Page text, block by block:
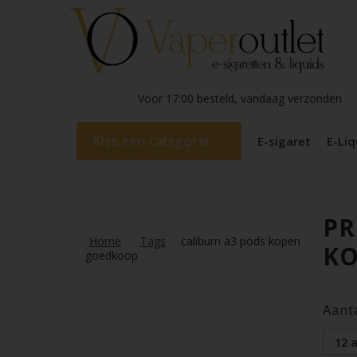
Voor 17:00 besteld, vandaag verzonden
Kies een categorie E-sigaret E-
Home Tags
caliburn a3 pods kopen
goedkoop